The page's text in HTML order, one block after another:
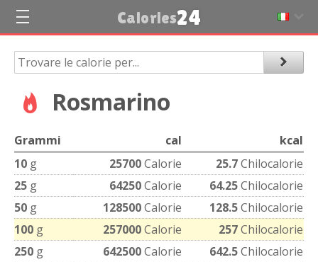
Calories24
Rosmarino
Grammi cal
kcal
10 g 25700Calorie 25.7Chilocalorie
25 g 64250Calorie 64.25Chilocalorie
50 g 128500Calorie 128.5Chilocalorie
100 g 257000Calorie 257Chilocalorie
250 g 642500Calorie 642.5Chilocalorie